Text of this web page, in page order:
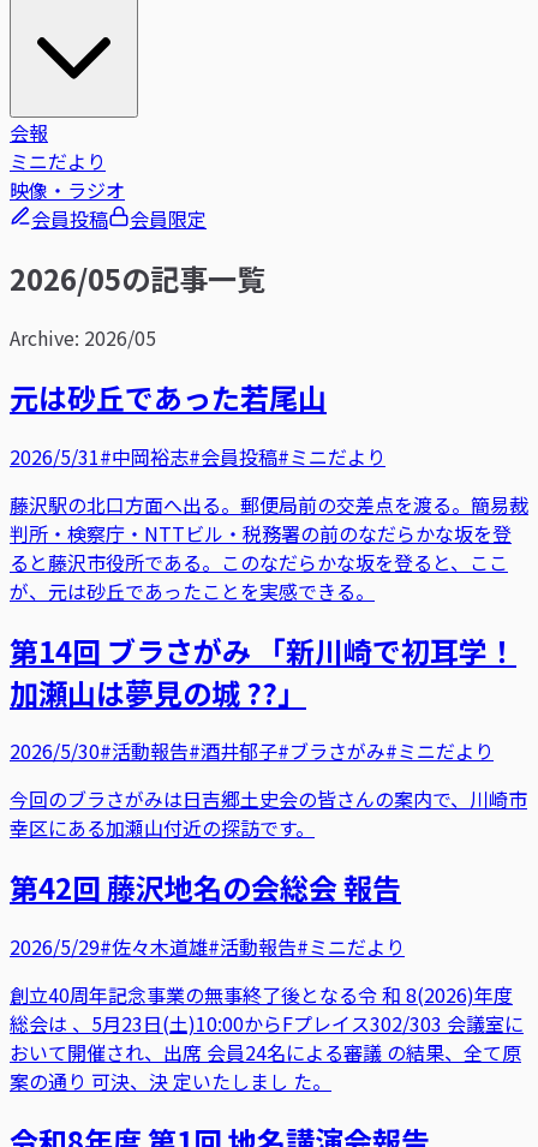
会報
ミニだより
映像・ラジオ
会員投稿
会員限定
2026/05の記事一覧
Archive: 2026/05
元は砂丘であった若尾山
2026/5/31#中岡裕志#会員投稿#ミニだより
藤沢駅の北口方面へ出る。郵便局前の交差点を渡る。簡易裁
判所・検察庁・NTTビル・税務署の前のなだらかな坂を登
ると藤沢市役所である。このなだらかな坂を登ると、ここ
が、元は砂丘であったことを実感できる。
第14回 ブラさがみ 「新川崎で初耳学！
加瀬山は夢見の城 ??」
2026/5/30#活動報告#酒井郁子#ブラさがみ#ミニだより
今回のブラさがみは日吉郷土史会の皆さんの案内で、川崎市
幸区にある加瀬山付近の探訪です。
第42回 藤沢地名の会総会 報告
2026/5/29#佐々木道雄#活動報告#ミニだより
創立40周年記念事業の無事終了後となる令 和 8(2026)年度
総会は 、5月23日(土)10:00からFプレイス302/303 会議室に
おいて開催され、出席 会員24名による審議 の結果、全て原
案の通り 可決、決 定いたしまし た。